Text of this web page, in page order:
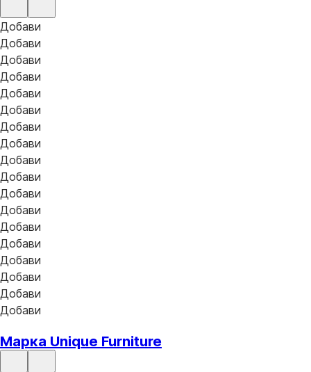
Добави
Добави
Добави
Добави
Добави
Добави
Добави
Добави
Добави
Добави
Добави
Добави
Добави
Добави
Добави
Добави
Добави
Добави
Марка Unique Furniture